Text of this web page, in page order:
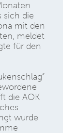
sich die
mit den
meldet
für den
die AOK
wurde